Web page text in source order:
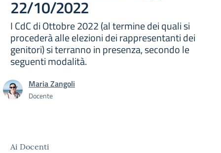
22/10/2022
I CdC di Ottobre 2022 (al termine dei quali si
procederà alle elezioni dei rappresentanti dei
genitori) si terranno in presenza, secondo le
seguenti modalità.
Maria Zangoli
Docente
Ai Docenti